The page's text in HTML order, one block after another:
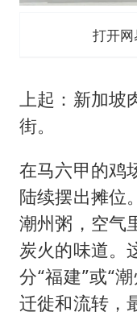
打开
上起：新加坡
街。
在马六甲的鸡
陆续摆出摊位
潮州粥，空气
炭火的味道。
分“福建”或“
迁徙和流转，